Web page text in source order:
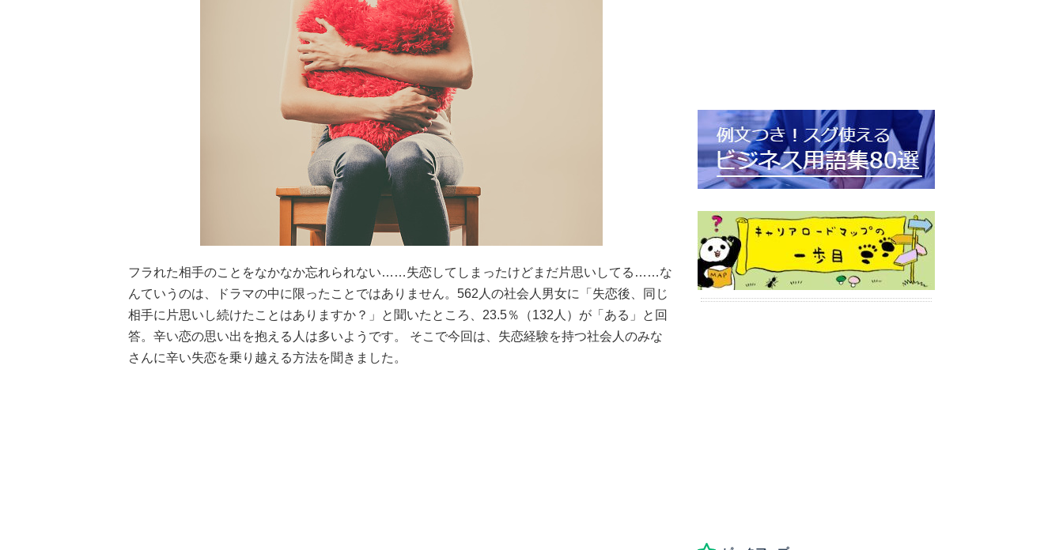
フラれた相手のことをなかなか忘れられない……失恋してしまったけどまだ片思いしてる……な
んていうのは、ドラマの中に限ったことではありません。562人の社会人男女に「失恋後、同じ
相手に片思いし続けたことはありますか？」と聞いたところ、23.5％（132人）が「ある」と回
答。辛い恋の思い出を抱える人は多いようです。 そこで今回は、失恋経験を持つ社会人のみな
さんに辛い失恋を乗り越える方法を聞きました。